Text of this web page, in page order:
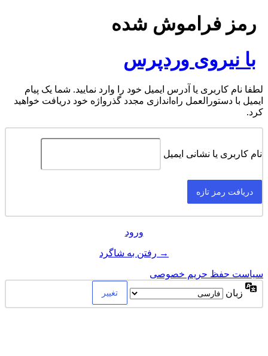
رمز فراموش شده
با نیروی وردپرس
لطفا نام کاربری یا آدرس ایمیل خود را وارد نمایید. شما یک پیام
ایمیل با دستورالعمل راه‌اندازی مجدد گذرواژه خود دریافت خواهید
کرد.
نام کاربری یا نشانی ایمیل
ورود
→ رفتن به شاگرد
سیاست حفظ حریم خصوصی
زبان